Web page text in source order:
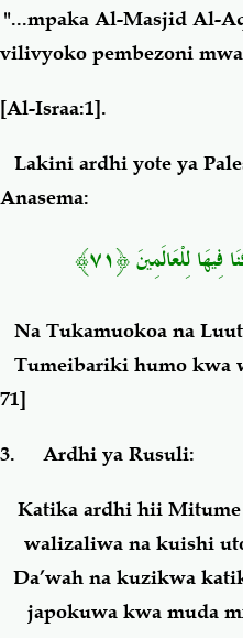
"...mpaka Al-Masjid Al-
vilivyoko pembezoni
[Al-Israa:1].
Lakini ardhi yote ya
Anasema:
لِلْعَالَمِينَ ﴿٧١﴾
Na Tukamuokoa na
Tumeibariki humo kwa
71]
3. Ardhi ya Rusuli:
Katika ardhi hii
walizaliwa na kuishi
Da’wah na kuzikwa
japokuwa kwa muda